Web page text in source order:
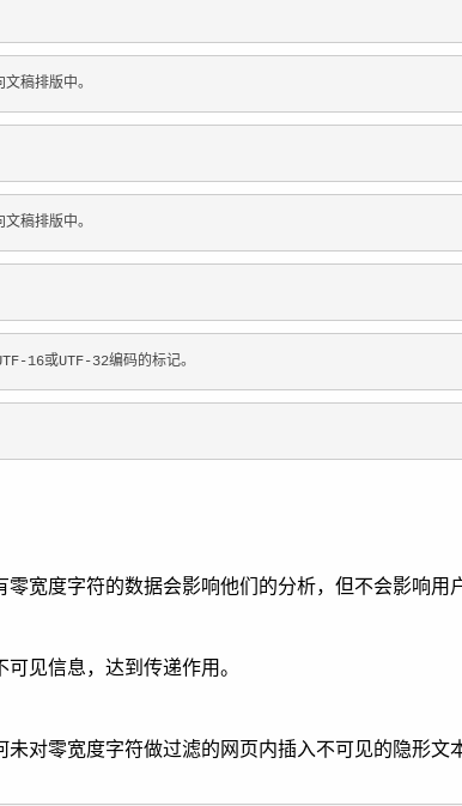
稿排版中。
稿排版中。
16或UTF-32编码的标记。
度字符的数据会影响他们的分析，但不会影响用
见信息，达到传递作用。
零宽度字符做过滤的网页内插入不可见的隐形文